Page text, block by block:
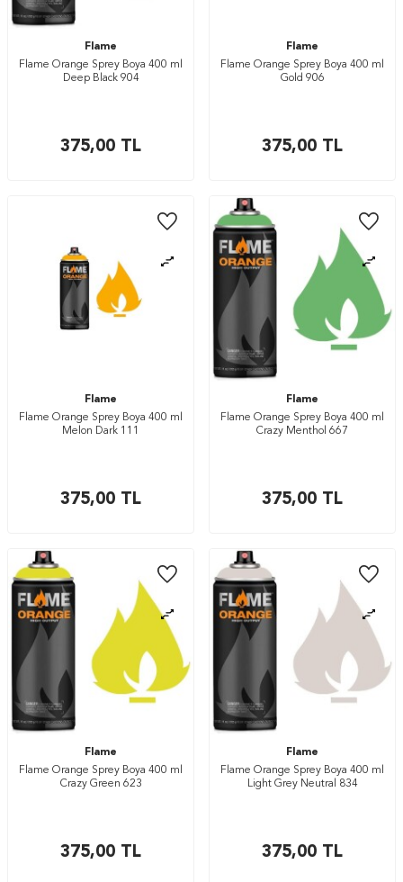
Flame
Flame Orange Sprey Boya 400 ml
Deep Black 904
375,00 TL
Flame
Flame Orange Sprey Boya 400 ml
Gold 906
375,00 TL
Flame
Flame Orange Sprey Boya 400 ml
Melon Dark 111
375,00 TL
Flame
Flame Orange Sprey Boya 400 ml
Crazy Menthol 667
375,00 TL
Flame
Flame Orange Sprey Boya 400 ml
Crazy Green 623
375,00 TL
Flame
Flame Orange Sprey Boya 400 ml
Light Grey Neutral 834
375,00 TL